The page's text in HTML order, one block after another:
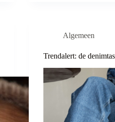
Algemeen
Trendalert: de